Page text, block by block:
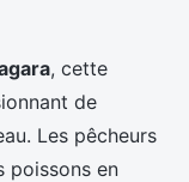
, cette
de
Les pêcheurs
poissons en